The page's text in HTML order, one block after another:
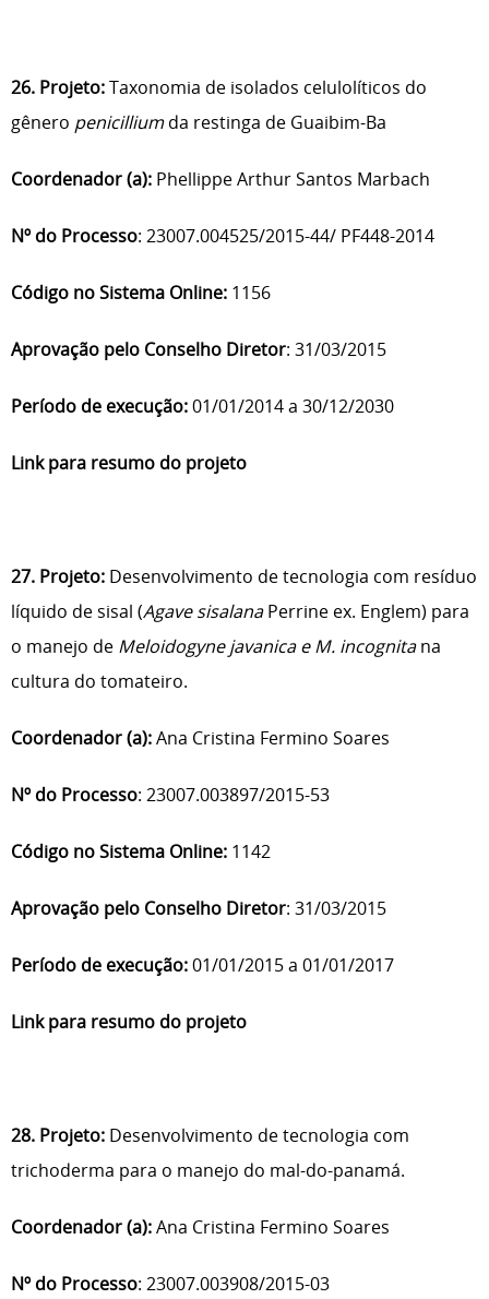
26. Projeto:Taxonomia de isolados celulolíticos do
gênero penicilliumda restinga de Guaibim-Ba
Coordenador (a): Phellippe Arthur Santos Marbach
Nº do Processo: 23007.004525/2015-44/ PF448-2014
Código no Sistema Online: 1156
Aprovação pelo Conselho Diretor: 31/03/2015
Período de execução:01/01/2014 a 30/12/2030
Link para resumo do projeto
27. Projeto: Desenvolvimento de tecnologia com resíduo
líquido de sisal (Agave sisalanaPerrine ex. Englem) para
o manejo de Meloidogyne javanica e M. incognitana
cultura do tomateiro.
Coordenador (a):Ana Cristina Fermino Soares
Nº do Processo: 23007.003897/2015-53
Código no Sistema Online: 1142
Aprovação pelo Conselho Diretor: 31/03/2015
Período de execução:01/01/2015 a 01/01/2017
Link para resumo do projeto
28. Projeto: Desenvolvimento de tecnologia com
trichoderma para o manejo do mal-do-panamá.
Coordenador (a):Ana Cristina Fermino Soares
Nº do Processo: 23007.003908/2015-03